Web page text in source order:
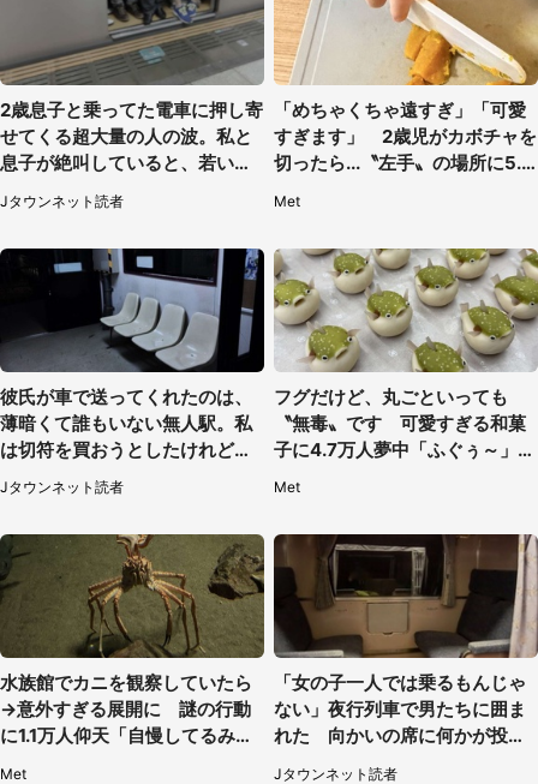
2歳息子と乗ってた電車に押し寄
せてくる超大量の人の波。私と
息子が絶叫していると、若いカ
ップルの乗客が...（東京都・60
代女性）
Jタウンネット読者
「めちゃくちゃ遠すぎ」「可愛
すぎます」 2歳児がカボチャを
切ったら...〝左手〟の場所に5.3
Met
彼氏が車で送ってくれたのは、
薄暗くて誰もいない無人駅。私
は切符を買おうとしたけれど
（山形県・20代女性）
Jタウンネット読者
フグだけど、丸ごといっても
〝無毒〟です 可愛すぎる和菓
子に4.7万人夢中「ふぐぅ～」
Met
水族館でカニを観察していたら
→意外すぎる展開に 謎の行動
に1.1万人仰天「自慢してるみた
Met
「女の子一人では乗るもんじゃ
ない」夜行列車で男たちに囲ま
れた 向かいの席に何かが投げ
られて（秋田県・60代女性）
Jタウンネット読者